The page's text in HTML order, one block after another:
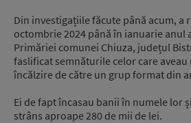
Din investigațiile făcute până acum, a
octombrie 2024 până în ianuarie anul
Primăriei comunei Chiuza, județul
faslificat semnăturile celor care
încălzire de către un grup format din
Ei de fapt încasau banii în numele lor
strâns aproape 280 de mii de lei.